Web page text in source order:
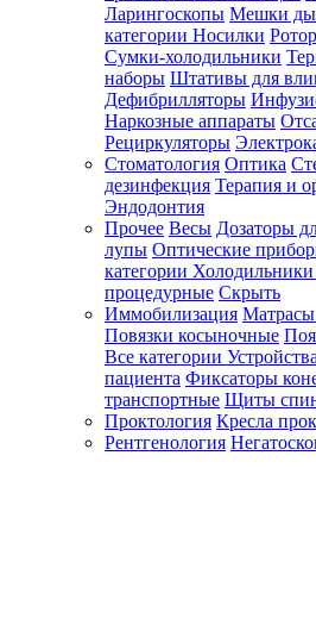
Ларингоскопы Мешки
категории Носилки
Сумки-холодильники
наборы Штативы для
Дефибрилляторы
Наркозные аппараты
Рециркуляторы
Стоматология Оптика
дезинфекция Терапия и
Эндодонтия
Прочее Весы Дозаторы
лупы Оптические
категории
процедурные Скрыть
Иммобилизация
Повязки косыночные
Все категории
пациента Фиксаторы
транспортные Щиты
Проктология Кресла
Рентгенология